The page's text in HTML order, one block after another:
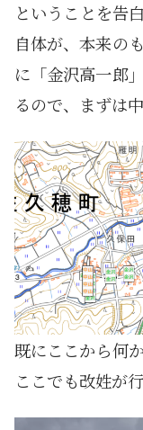
ということを告
自体が、本来の
に「金沢高一郎
るので、まずは
既にここから何
ここでも改姓が